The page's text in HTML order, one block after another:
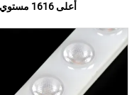
أعلى 1616 مستوي لوميوبال أعلى 1616 مستوي